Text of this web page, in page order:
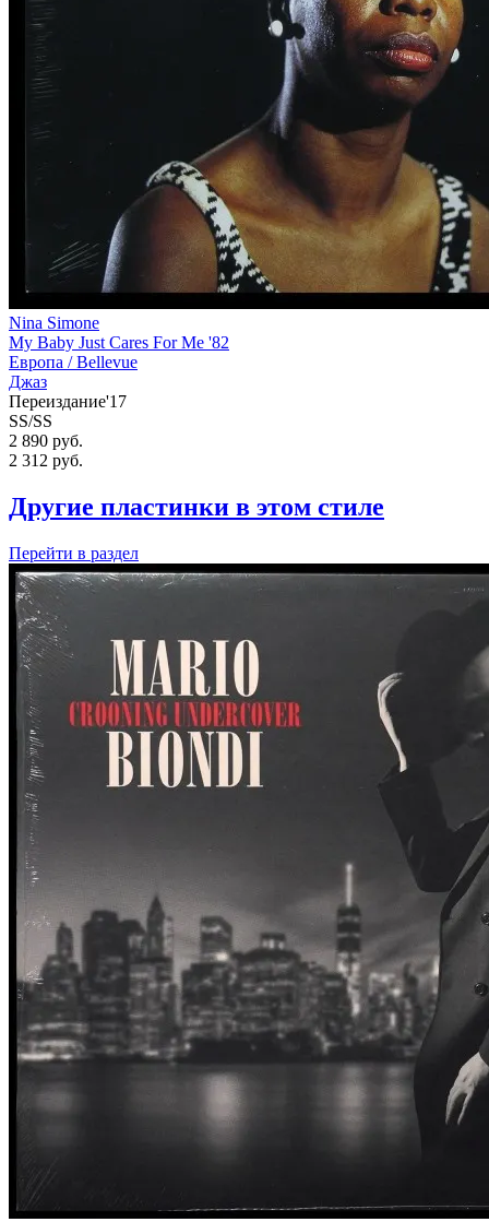
Nina Simone
My Baby Just Cares For Me '82
Европа /Bellevue
Джаз
Переиздание'17
SS/SS
2 890 руб.
2 312 руб.
Другие пластинки в этом стиле
Перейти в раздел